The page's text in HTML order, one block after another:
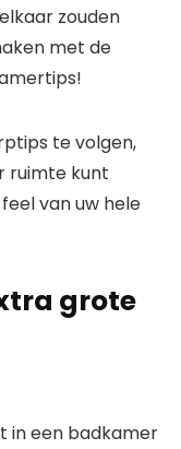
zouden
met de
te volgen,
ruimte kunt
van uw hele
grote
in een badkamer